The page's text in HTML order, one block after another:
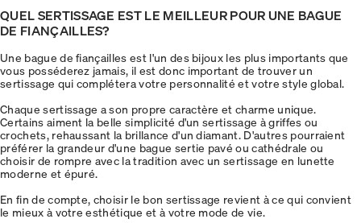
QUEL SERTISSAGE EST LE MEILLEUR POUR UNE BAGUE
DE FIANÇAILLES?
Une bague de fiançailles est l'un des bijoux les plus importants que
vous posséderez jamais, il est donc important de trouver un
sertissage qui complétera votre personnalité et votre style global.
Chaque sertissage a son propre caractère et charme unique.
Certains aiment la belle simplicité d'un sertissage à griffes ou
crochets, rehaussant la brillance d'un diamant. D'autres pourraient
préférer la grandeur d'une bague sertie pavé ou cathédrale ou
choisir de rompre avec la tradition avec un sertissage en lunette
moderne et épuré.
En fin de compte, choisir le bon sertissage revient à ce qui convient
le mieux à votre esthétique et à votre mode de vie.